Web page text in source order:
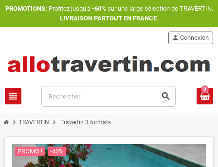
PROMOTIONS: Profitez jusqu'à -60% sur une large sélection de TRAVERTIN.
LIVRAISON PARTOUT EN FRANCE.
view_headline search
person Connexion
0
chevron_right TRAVERTIN chevron_right Travertin 3 formats
PROMO ! -40%